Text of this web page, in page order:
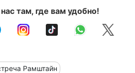
там, где вам удобно!
Рамштайн